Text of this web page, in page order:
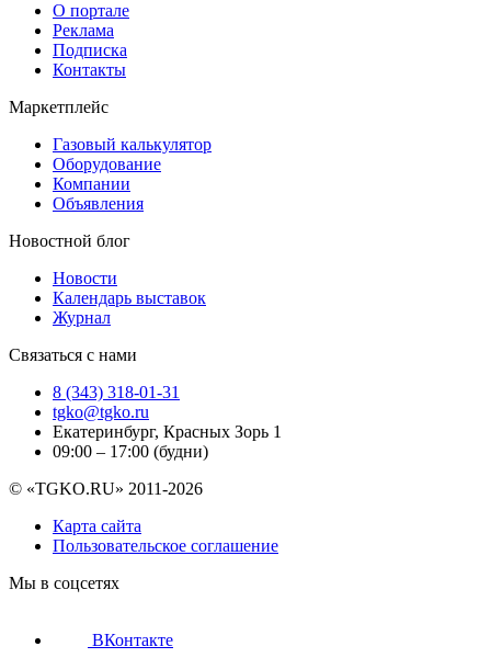
О портале
Реклама
Подписка
Контакты
Маркетплейс
Газовый калькулятор
Оборудование
Компании
Объявления
Новостной блог
Новости
Календарь выставок
Журнал
Связаться с нами
8 (343) 318-01-31
tgko@tgko.ru
Екатеринбург, Красных Зорь 1
09:00 – 17:00 (будни)
© «TGKO.RU» 2011-2026
Карта сайта
Пользовательское соглашение
Мы в соцсетях
ВКонтакте